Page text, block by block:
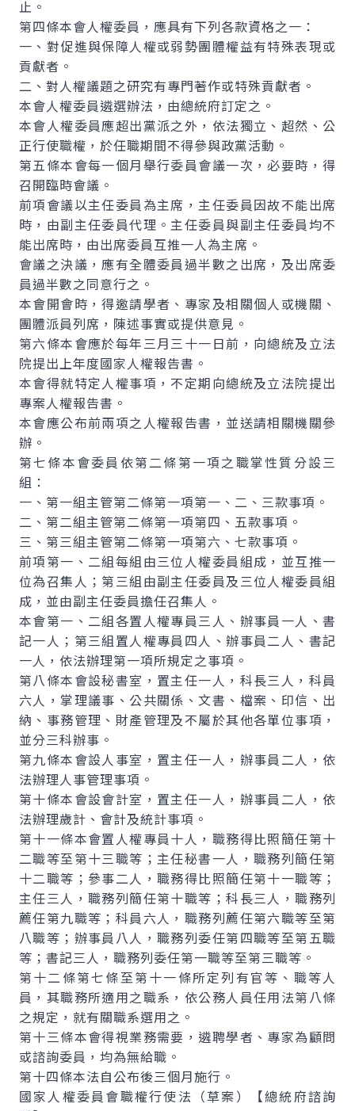
止。
第四條本會人權委員，應具有下列各款資格之一：
一、對促進與保障人權或弱勢團體權益有特殊表現或
貢獻者。
二、對人權議題之研究有專門著作或特殊貢獻者。
本會人權委員遴選辦法，由總統府訂定之。
本會人權委員應超出黨派之外，依法獨立、超然、公
正行使職權，於任職期間不得參與政黨活動。
第五條本會每一個月舉行委員會議一次，必要時，得
召開臨時會議。
前項會議以主任委員為主席，主任委員因故不能出席
時，由副主任委員代理。主任委員與副主任委員均不
能出席時，由出席委員互推一人為主席。
會議之決議，應有全體委員過半數之出席，及出席委
員過半數之同意行之。
本會開會時，得邀請學者、專家及相關個人或機關、
團體派員列席，陳述事實或提供意見。
第六條本會應於每年三月三十一日前，向總統及立法
院提出上年度國家人權報告書。
本會得就特定人權事項，不定期向總統及立法院提出
專案人權報告書。
本會應公布前兩項之人權報告書，並送請相關機關參
辦。
第七條本會委員依第二條第一項之職掌性質分設三
組：
一、第一組主管第二條第一項第一、二、三款事項。
二、第二組主管第二條第一項第四、五款事項。
三、第三組主管第二條第一項第六、七款事項。
前項第一、二組每組由三位人權委員組成，並互推一
位為召集人；第三組由副主任委員及三位人權委員組
成，並由副主任委員擔任召集人。
本會第一、二組各置人權專員三人、辦事員一人、書
記一人；第三組置人權專員四人、辦事員二人、書記
一人，依法辦理第一項所規定之事項。
第八條本會設秘書室，置主任一人，科長三人，科員
六人，掌理議事、公共關係、文書、檔案、印信、出
納、事務管理、財產管理及不屬於其他各單位事項，
並分三科辦事。
第九條本會設人事室，置主任一人，辦事員二人，依
法辦理人事管理事項。
第十條本會設會計室，置主任一人，辦事員二人，依
法辦理歲計、會計及統計事項。
第十一條本會置人權專員十人，職務得比照簡任第十
二職等至第十三職等；主任秘書一人，職務列簡任第
十二職等；參事二人，職務得比照簡任第十一職等；
主任三人，職務列簡任第十職等；科長三人，職務列
薦任第九職等；科員六人，職務列薦任第六職等至第
八職等；辦事員八人，職務列委任第四職等至第五職
等；書記三人，職務列委任第一職等至第三職等。
第十二條第七條至第十一條所定列有官等、職等人
員，其職務所適用之職系，依公務人員任用法第八條
之規定，就有關職系選用之。
第十三條本會得視業務需要，遴聘學者、專家為顧問
或諮詢委員，均為無給職。
第十四條本法自公布後三個月施行。
國家人權委員會職權行使法（草案）【總統府諮詢